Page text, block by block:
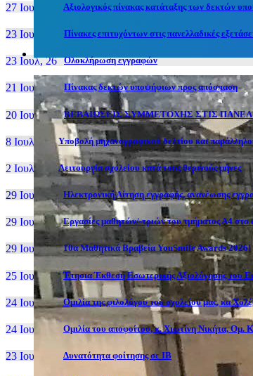
27 Ιουν, 26 Αξιολογικός πίνακας κατάταξης των δεκτών
23 Ιουλ, 26 Πίνακες επιτυχόντων στις πανελλαδικές
23 Ιουλ, 26 Ολοκλήρωση εγγραφών
21 Ιουλ, 26 Πίνακας δεκτών υποψήφιων προς απόσπαση
20 Ιουλ, 26 ΒΕΒΑΙΩΣΕΙΣ ΣΥΜΜΕΤΟΧΗΣ ΣΤΙΣ
8 Ιουλ, 26 Υποβολή μηχανογραφικού δελτίου και
2 Ιουλ, 26 Λειτουργία σχολείου κατά τους θερινούς μήνες
29 Ιουν, 26 Ηλεκτρονική Αίτηση εγγραφής, ανανέωσης
29 Ιουν, 26 Εργασίες μαθητών/-τριών του τμήματος Α4 στο
29 Ιουν, 26 10α Μαθητικά Βραβεία YouSmile Awards 2026!
25 Ιουν, 26 Έτησια Έκθεση Εσωτερικής Αξιολόγησης του
24 Ιουν, 26 Ομιλία της φιλολόγου του σχολείου μας, κα
24 Ιουν, 26 Ομιλία του αποφοίτου, κ. Χιωτίνη Νικήτα, Ομ.
23 Ιουν, 26 Δυνατότητα φοίτησης σε ΙΒ